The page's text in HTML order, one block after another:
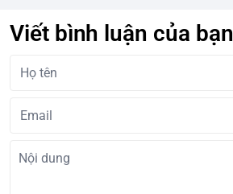
Viết bình luận của bạn